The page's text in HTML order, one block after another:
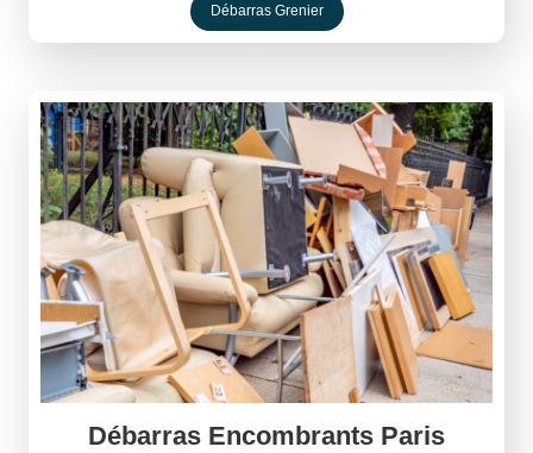
Débarras Grenier
Débarras Encombrants Paris